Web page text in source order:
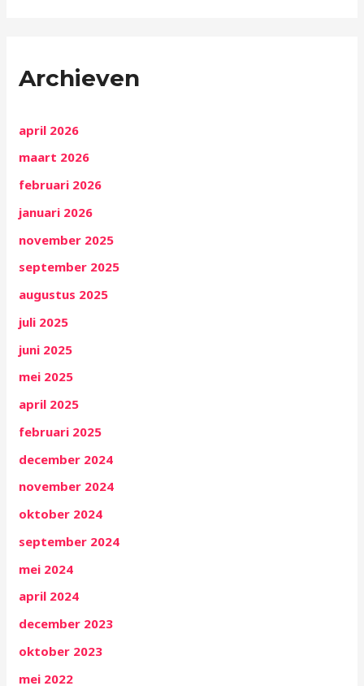
Archieven
april 2026
maart 2026
februari 2026
januari 2026
november 2025
september 2025
augustus 2025
juli 2025
juni 2025
mei 2025
april 2025
februari 2025
december 2024
november 2024
oktober 2024
september 2024
mei 2024
april 2024
december 2023
oktober 2023
mei 2022